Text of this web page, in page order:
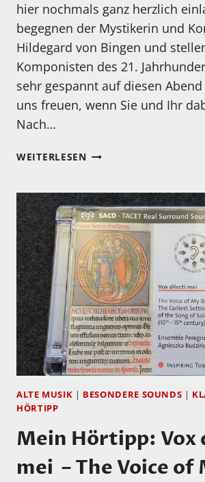
hier nochmals ganz herzlich
begegnen der Mystikerin und
Hildegard von Bingen und
Komponisten des 21.
sehr gespannt auf diesen
uns freuen, wenn Sie und Ihr
Nach…
WEITERLESENEINLADUNG
MIT
DER
WUNDERBAREN
SABINE
LUTZENBERGER
ALTE MUSIK | BESONDERE SOUNDS |
HÖRTIPP
Mein Hörtipp: Vox
mei – The Voice of